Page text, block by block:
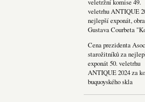
veletržní komise 49.
veletrhu ANTIQUE
nejlepší exponát,
Gustava Courbeta
Cena prezidenta
starožitníků za
exponát 50. veletrhu
ANTIQUE 2024 za
buquoyského skla